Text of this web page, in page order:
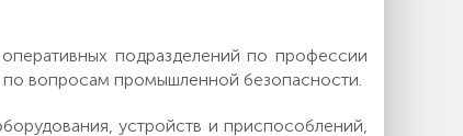
подразделений по профессии
по вопросам промышленной безопасности.
устройств и приспособлений,